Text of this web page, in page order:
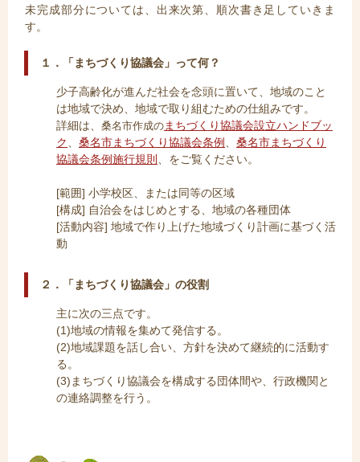
未完成部分については、出来次第、順次書き足していきま
す。
１．「まちづくり協議会」って何？
少子高齢化が進んだ社会を念頭に置いて、地域のこと
は地域で決め、地域で取り組むための仕組みです。
詳細は、 桑名市作成の まちづくり協議会設立ハンドブッ
ク
桑名市まちづくり協議会条例
桑名市まちづくり
協議会条例施行規則
、をご覧ください。
[範囲] 小学校区、または同等の区域
[構成] 自治会をはじめとする、地域の各種団体
[活動内容] 地域で作り上げた地域づくり計画に基づく活
動
２．「まちづくり協議会」の役割
主に次の三点です。
(1)地域の情報を集めて発信する。
(2)地域課題を話し合い、方針を決めて継続的に活動す
る。
(3)まちづくり協議会を構成する団体間や、行政機関と
の連絡調整を行う。